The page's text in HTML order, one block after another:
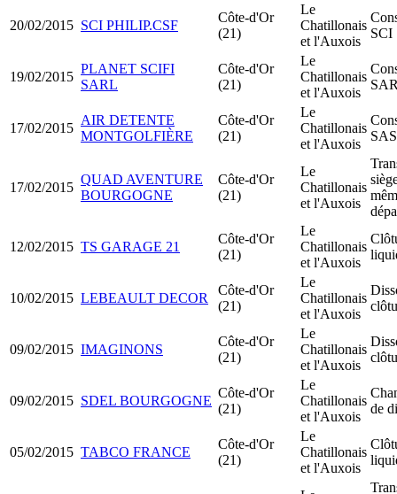
20/02/2015 SCI PHILIP.CSF
Côte-d'Or
(21)
Le
Chatillonais
et l'Auxois
SCI
19/02/2015
PLANET SCIFI
SARL
Côte-d'Or
(21)
Le
Chatillonais
et l'Auxois
17/02/2015
AIR DETENTE
MONTGOLFIÈRE
Côte-d'Or
(21)
Le
Chatillonais
et l'Auxois
17/02/2015
QUAD AVENTURE
BOURGOGNE
Côte-d'Or
(21)
Le
Chatillonais
et l'Auxois
12/02/2015 TS GARAGE 21
Côte-d'Or
(21)
Le
Chatillonais
et l'Auxois
10/02/2015 LEBEAULT DECOR
Côte-d'Or
(21)
Le
Chatillonais
et l'Auxois
09/02/2015 IMAGINONS
Côte-d'Or
(21)
Le
Chatillonais
et l'Auxois
09/02/2015 SDEL BOURGOGNE
Côte-d'Or
(21)
Le
Chatillonais
et l'Auxois
de
05/02/2015 TABCO FRANCE
Côte-d'Or
(21)
Le
Chatillonais
et l'Auxois